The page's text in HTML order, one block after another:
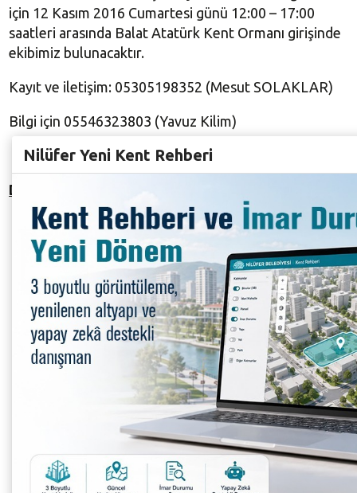
için 12 Kasım 2016 Cumartesi günü 12:00 – 17:00
saatleri arasında Balat Atatürk Kent Ormanı girişinde
ekibimiz bulunacaktır.
Kayıt ve iletişim: 05305198352 (Mesut SOLAKLAR)
Bilgi için 05546323803 (Yavuz Kilim)
Derecelere göre para ödülleri
U15
Genç
Erkek
250.00
TL
1.
250.00
TL
1.
300.00
TL
200.00
TL
2.
200.00
TL
2.
250.00
TL
150.00
3.
150.00
TL
3.
200.00
TL
Nilüfer Yeni Kent Rehberi